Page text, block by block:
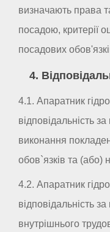
визначають права
посадою, критерії
посадових
4.
4.1. Апаратник
відповідальність
виконання
обов`язків та (або)
4.2. Апаратник
відповідальність
внутрішнього